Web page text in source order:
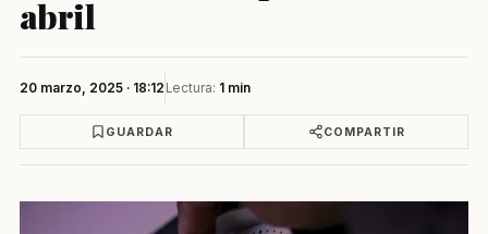
abril
20 marzo, 2025 · 18:12 Lectura: 1 min
GUARDAR COMPARTIR